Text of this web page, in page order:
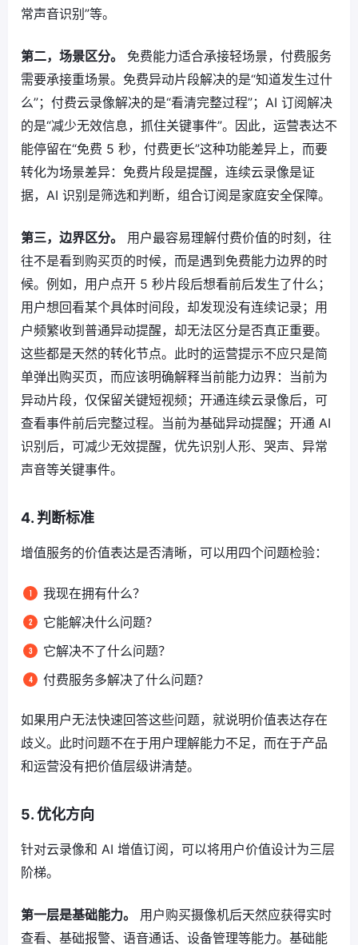
常声音识别”等。
第二，场景区分。
免费能力适合承接轻场景，付费服务
需要承接重场景。免费异动片段解决的是“知道发生过什
么”；付费云录像解决的是“看清完整过程”；AI 订阅解决
的是“减少无效信息，抓住关键事件”。因此，运营表达不
能停留在“免费 5 秒，付费更长”这种功能差异上，而要
转化为场景差异：免费片段是提醒，连续云录像是证
据，AI 识别是筛选和判断，组合订阅是家庭安全保障。
第三，边界区分。
用户最容易理解付费价值的时刻，往
往不是看到购买页的时候，而是遇到免费能力边界的时
候。例如，用户点开 5 秒片段后想看前后发生了什么；
用户想回看某个具体时间段，却发现没有连续记录；用
户频繁收到普通异动提醒，却无法区分是否真正重要。
这些都是天然的转化节点。此时的运营提示不应只是简
单弹出购买页，而应该明确解释当前能力边界：当前为
异动片段，仅保留关键短视频；开通连续云录像后，可
查看事件前后完整过程。当前为基础异动提醒；开通 AI
识别后，可减少无效提醒，优先识别人形、哭声、异常
声音等关键事件。
4. 判断标准
增值服务的价值表达是否清晰，可以用四个问题检验：
我现在拥有什么？
它能解决什么问题？
它解决不了什么问题？
付费服务多解决了什么问题？
如果用户无法快速回答这些问题，就说明价值表达存在
歧义。此时问题不在于用户理解能力不足，而在于产品
和运营没有把价值层级讲清楚。
5. 优化方向
针对云录像和 AI 增值订阅，可以将用户价值设计为三层
阶梯。
第一层是基础能力。
用户购买摄像机后天然应获得实时
查看、基础报警、语音通话、设备管理等能力。基础能